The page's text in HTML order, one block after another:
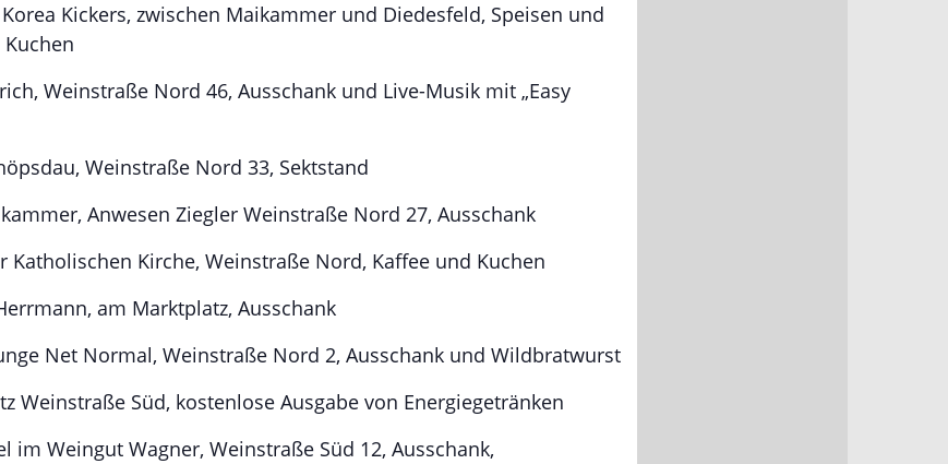
Kickers, zwischen Maikammer und Diedesfeld, Speisen und
Weinstraße Nord 46, Ausschank und Live-Musik mit „Easy
Weinstraße Nord 33, Sektstand
Anwesen Ziegler Weinstraße Nord 27, Ausschank
Katholischen Kirche, Weinstraße Nord, Kaffee und Kuchen
am Marktplatz, Ausschank
Net Normal, Weinstraße Nord 2, Ausschank und Wildbratwurst
Weinstraße Süd, kostenlose Ausgabe von Energiegetränken
im Weingut Wagner, Weinstraße Süd 12, Ausschank,